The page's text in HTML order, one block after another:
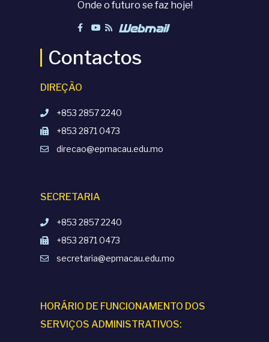
Onde o futuro se faz hoje!
Contactos
DIREÇÃO
+853 2857 2240
+853 2871 0473
direcao@epmacau.edu.mo
SECRETARIA
+853 2857 2240
+853 2871 0473
secretaria@epmacau.edu.mo
HORÁRIO DE FUNCIONAMENTO DOS
SERVIÇOS ADMINISTRATIVOS: